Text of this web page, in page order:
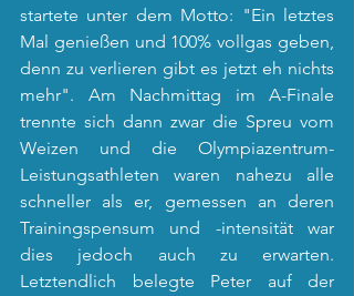
startete unter dem Motto: "Ein letztes
Mal genießen und 100% vollgas geben,
denn zu verlieren gibt es jetzt eh nichts
mehr". Am Nachmittag im A-Finale
trennte sich dann zwar die Spreu vom
Weizen und die Olympiazentrum-
Leistungsathleten waren nahezu alle
schneller als er, gemessen an deren
Trainingspensum und -intensität war
dies jedoch auch zu erwarten.
Letztendlich belegte Peter auf der